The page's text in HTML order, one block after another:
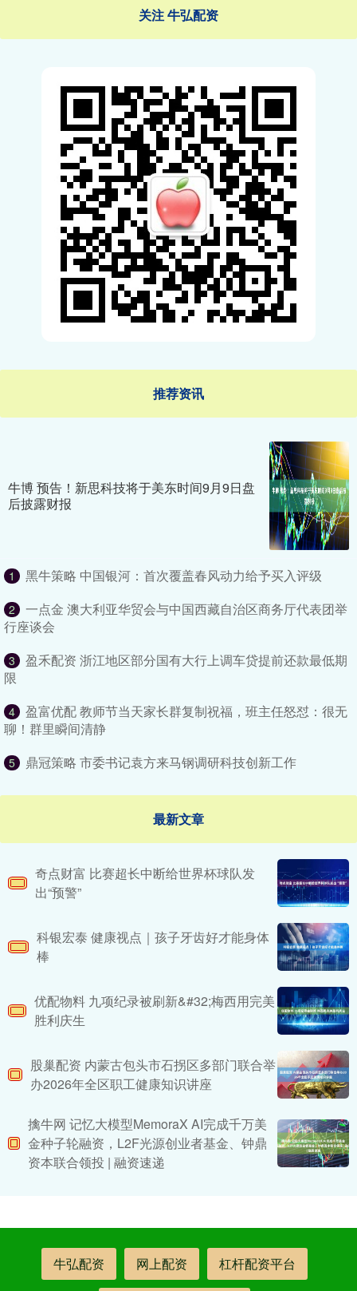
关注 牛弘配资
推荐资讯
牛博 预告！新思科技将于美东时间9月9日盘
后披露财报
1 黑牛策略 中国银河：首次覆盖春风动力给予买入评级
2
一点金 澳大利亚华贸会与中国西藏自治区商务厅代表团举
行座谈会
3
盈禾配资 浙江地区部分国有大行上调车贷提前还款最低期
限
4
盈富优配 教师节当天家长群复制祝福，班主任怒怼：很无
聊！群里瞬间清静
5 鼎冠策略 市委书记袁方来马钢调研科技创新工作
最新文章
奇点财富 比赛超长中断给世界杯球队发
出“预警”
科银宏泰 健康视点｜孩子牙齿好才能身体
棒
优配物料 九项纪录被刷新&#32;梅西用完美
胜利庆生
股巢配资 内蒙古包头市石拐区多部门联合举
办2026年全区职工健康知识讲座
擒牛网 记忆大模型MemoraX AI完成千万美
金种子轮融资，L2F光源创业者基金、钟鼎
资本联合领投 | 融资速递
牛弘配资 网上配资 杠杆配资平台